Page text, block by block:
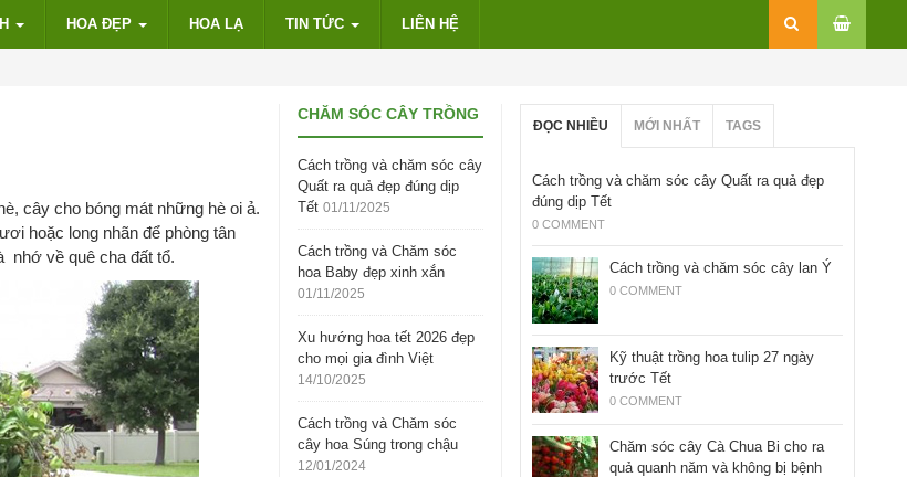
HOA ĐẸP HOA LẠ TIN TỨC LIÊN HỆ
cây cho bóng mát những hè oi ả.
hoặc long nhãn để phòng tân
nhớ về quê cha đất tổ.
CHĂM SÓC CÂY TRỒNG
Cách trồng và chăm sóc cây
Quất ra quả đẹp đúng dịp
Tết 01/11/2025
Cách trồng và Chăm sóc
hoa Baby đẹp xinh xắn
01/11/2025
Xu hướng hoa tết 2026 đẹp
cho mọi gia đình Việt
14/10/2025
Cách trồng và Chăm sóc
cây hoa Súng trong chậu
12/01/2024
ĐỌC NHIỀU MỚI NHẤT TAGS
Cách trồng và chăm sóc cây Quất ra quả đẹp
đúng dịp Tết
0 COMMENT
Cách trồng và chăm sóc cây lan Ý
0 COMMENT
Kỹ thuật trồng hoa tulip 27 ngày
trước Tết
0 COMMENT
Chăm sóc cây Cà Chua Bi cho ra
quả quanh năm và không bị bệnh